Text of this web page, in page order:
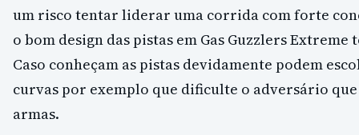
um risco tentar liderar uma corrida com forte
o bom design das pistas em Gas Guzzlers
Caso conheçam as pistas devidamente podem
curvas por exemplo que dificulte o adversário
armas.